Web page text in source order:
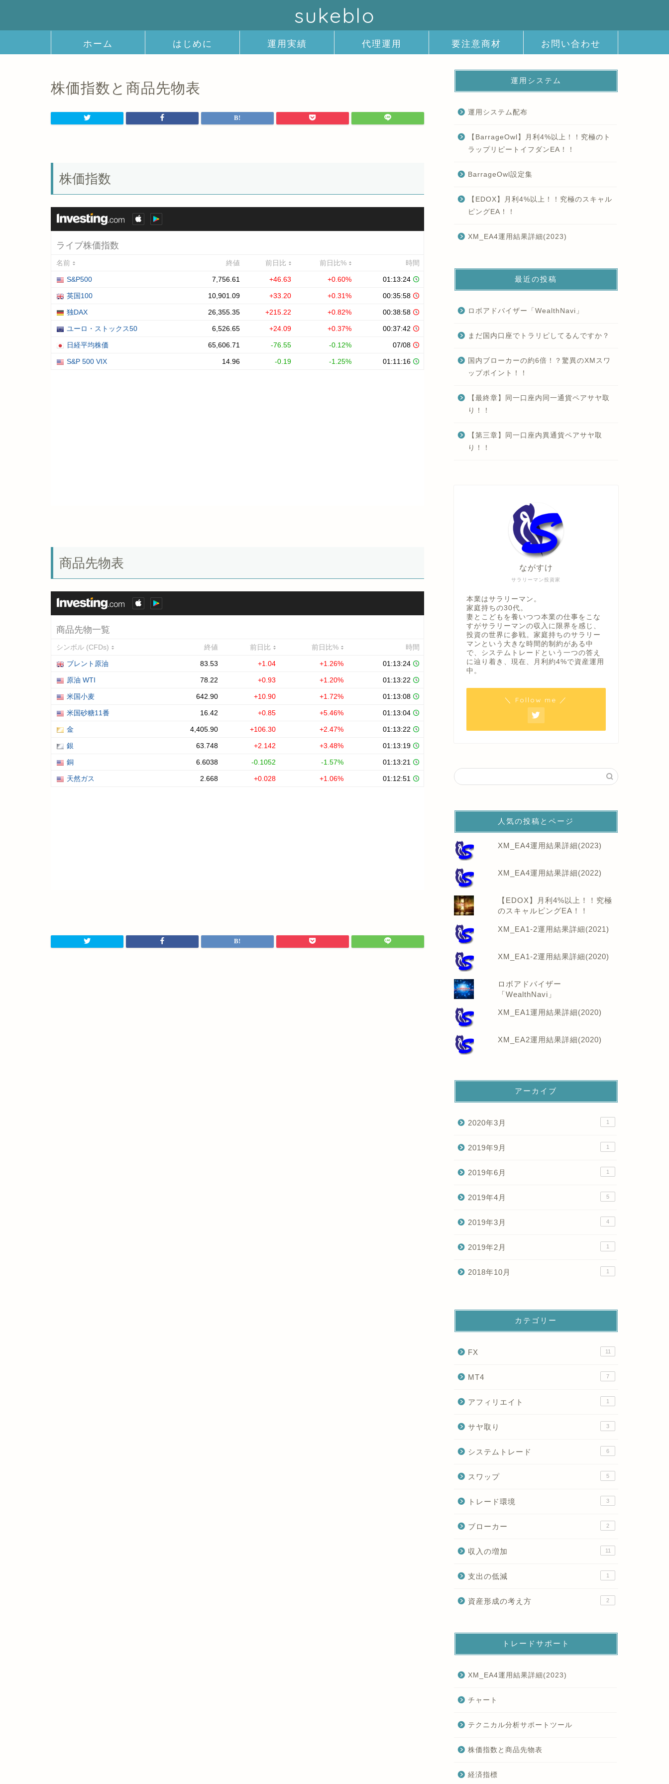
sukeblo
ホーム はじめに 運用実績 代理運用 要注意商材 お問い合わせ
株価指数と商品先物表
株価指数
商品先物表
運用システム
運用システム配布
【BarrageOwl】月利4%以上！！究極のト
ラップリピートイフダンEA！！
BarrageOwl設定集
【EDOX】月利4%以上！！究極のスキャル
ピングEA！！
XM_EA4運用結果詳細(2023)
最近の投稿
ロボアドバイザー「WealthNavi」
まだ国内口座でトラリピしてるんですか？
国内ブローカーの約6倍！？驚異のXMスワ
ップポイント！！
【最終章】同一口座内同一通貨ペアサヤ取
り！！
【第三章】同一口座内異通貨ペアサヤ取
り！！
サラリーマン投資家
ながすけ
本業はサラリーマン。
家庭持ちの30代。
妻とこどもを養いつつ本業の仕事をこな
すがサラリーマンの収入に限界を感じ、
投資の世界に参戦。家庭持ちのサラリー
マンという大きな時間的制約がある中
で、システムトレードという一つの答え
に辿り着き、現在、月利約4%で資産運用
中。
＼ Follow me ／
人気の投稿とページ
XM_EA4運用結果詳細(2023)
XM_EA4運用結果詳細(2022)
【EDOX】月利4%以上！！究極
のスキャルピングEA！！
XM_EA1-2運用結果詳細(2021)
XM_EA1-2運用結果詳細(2020)
ロボアドバイザー
「WealthNavi」
XM_EA1運用結果詳細(2020)
XM_EA2運用結果詳細(2020)
アーカイブ
2020年3月 1
2019年9月 1
2019年6月 1
2019年4月 5
2019年3月 4
2019年2月 1
2018年10月 1
カテゴリー
FX 11
MT4 7
アフィリエイト 1
サヤ取り 3
システムトレード 6
スワップ 5
トレード環境 3
ブローカー 2
収入の増加 11
支出の低減 1
資産形成の考え方 2
トレードサポート
XM_EA4運用結果詳細(2023)
チャート
テクニカル分析サポートツール
株価指数と商品先物表
経済指標